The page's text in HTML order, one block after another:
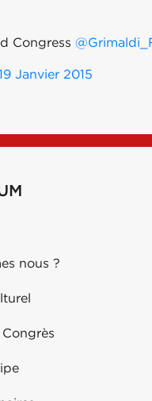
Congress
Janvier 2015
nous ?